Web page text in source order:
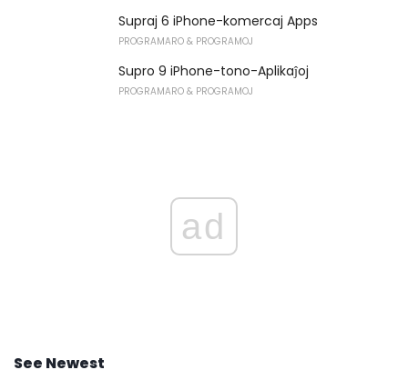
Supraj 6 iPhone-komercaj Apps
PROGRAMARO & PROGRAMOJ
Supro 9 iPhone-tono-Aplikaĵoj
PROGRAMARO & PROGRAMOJ
ad
See Newest